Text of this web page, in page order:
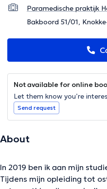
Paramedische praktijk
Bakboord 51/01,
Not available for online
Let them know you’re
Send request
About
In 2019 ben ik aan mijn
Tijdens mijn opleiding tot